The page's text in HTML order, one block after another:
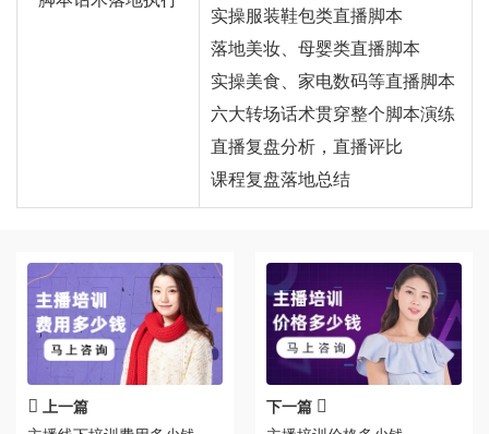
实操服装鞋包类直播脚本
落地美妆、母婴类直播脚本
实操美食、家电数码等直播脚本
六大转场话术贯穿整个脚本演练
直播复盘分析，直播评比
课程复盘落地总结
上一篇
下一篇